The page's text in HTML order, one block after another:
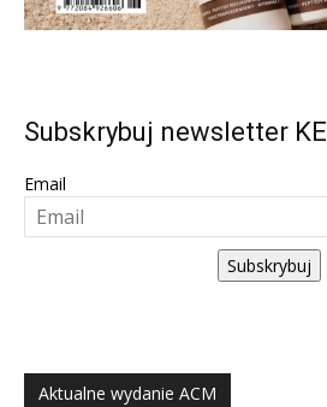
Subskrybuj newsletter KE
Email
Subskrybuj
Aktualne wydanie ACM